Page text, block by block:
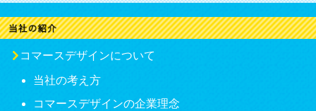
コマースデザインについて
当社の考え方
コマースデザインの企業理念